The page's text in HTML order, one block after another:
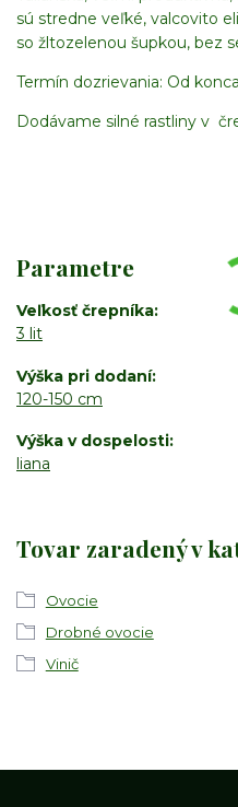
sú stredne veľké, valcovito
so žltozelenou šupkou, bez
Termín dozrievania: Od
Dodávame silné rastliny v
Parametre
Veľkosť črepníka
3 lit
Výška pri dodaní
120-150 cm
Výška v dospelosti
liana
Tovar zaradený v
Ovocie
Drobné ovocie
Vinič